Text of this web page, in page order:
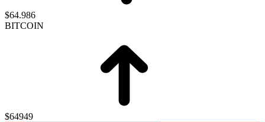
$64.986
BITCOIN
$64949